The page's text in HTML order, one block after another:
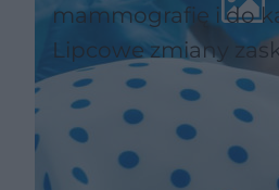
mammografię i do
Lipcowe zmiany
pacjentów